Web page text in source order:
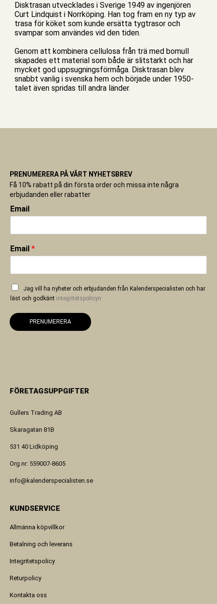
Disktrasan utvecklades i Sverige 1949 av ingenjören
Curt Lindquist i Norrköping. Han tog fram en ny typ av
trasa för köket som kunde ersätta tygtrasor och
svampar som användes vid den tiden.
Genom att kombinera cellulosa från trä med bomull
skapades ett material som både är slitstarkt och har
mycket god uppsugningsförmåga. Disktrasan blev
snabbt vanlig i svenska hem och började under 1950-
talet även spridas till andra länder.
PRENUMERERA PÅ VÅRT NYHETSBREV
Få 10% rabatt på din första order och missa inte några
erbjudanden eller rabatter
Email
Email *
Jag vill ha nyheter och erbjudanden från Kalenderspecialisten och har
läst och godkänt integritetspolicyn
PRENUMERERA
FÖRETAGSUPPGIFTER
Gullers Trading AB
Skaragatan 81B
531 40 Lidköping
Org.nr: 559007-8605
info@kalenderspecialisten.se
KUNDSERVICE
Allmänna köpvillkor
Betalning och leverans
Integritetspolicy
Returpolicy
Kontakta oss